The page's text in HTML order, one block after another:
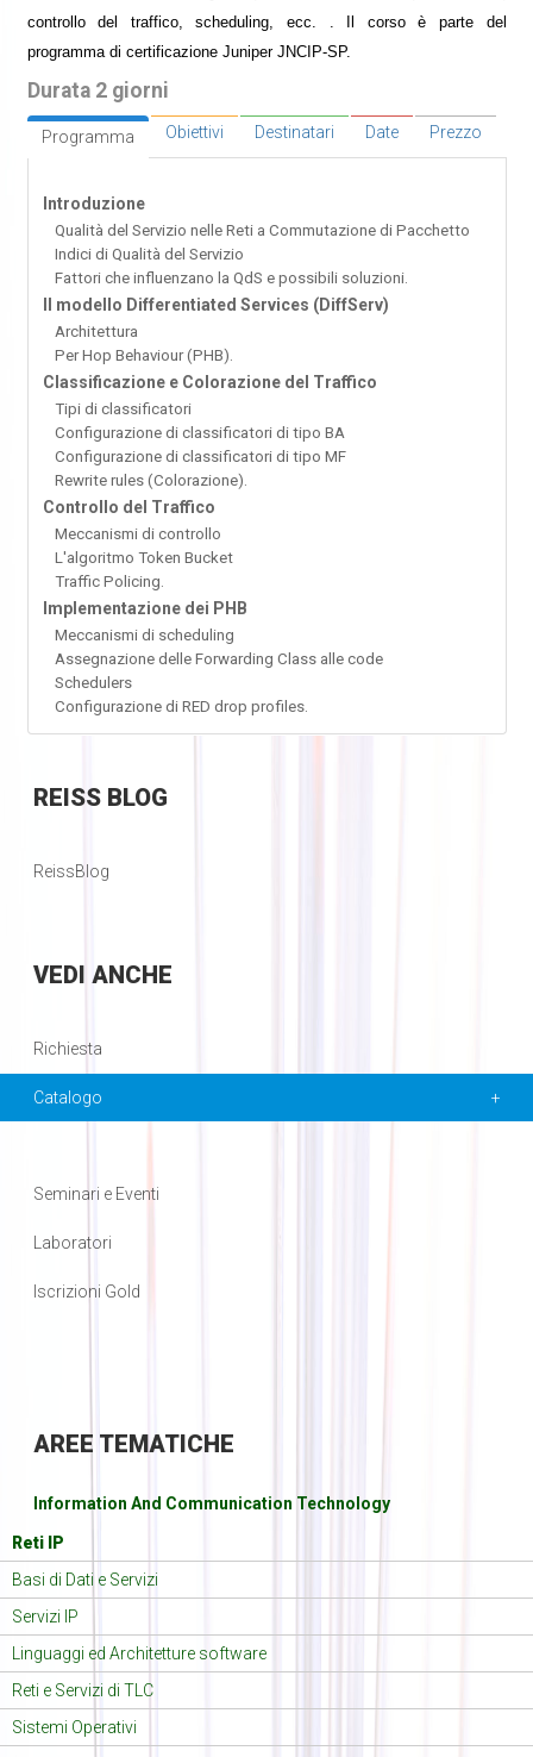
controllo del traffico, scheduling, ecc. . Il corso è parte del
programma di certificazione Juniper JNCIP-SP.
Durata 2 giorni
Programma Obiettivi Destinatari Date Prezzo
Introduzione
Qualità del Servizio nelle Reti a Commutazione di Pacchetto
Indici di Qualità del Servizio
Fattori che influenzano la QdS e possibili soluzioni.
Il modello Differentiated Services (DiffServ)
Architettura
Per Hop Behaviour (PHB).
Classificazione e Colorazione del Traffico
Tipi di classificatori
Configurazione di classificatori di tipo BA
Configurazione di classificatori di tipo MF
Rewrite rules (Colorazione).
Controllo del Traffico
Meccanismi di controllo
L'algoritmo Token Bucket
Traffic Policing.
Implementazione dei PHB
Meccanismi di scheduling
Assegnazione delle Forwarding Class alle code
Schedulers
Configurazione di RED drop profiles.
REISSBLOG
ReissBlog
VEDI ANCHE
Richiesta
Catalogo
Seminari e Eventi
Laboratori
Iscrizioni Gold
AREE TEMATICHE
Information And Communication Technology
Reti IP
Basi di Dati e Servizi
Servizi IP
Linguaggi ed Architetture software
Reti e Servizi di TLC
Sistemi Operativi